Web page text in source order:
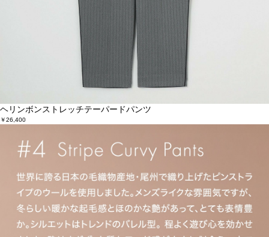
ヘリンボンストレッチテーパードパンツ
￥26,400